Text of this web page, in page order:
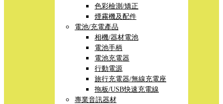
色彩檢測/矯正
煙霧機及配件
電池/充電產品
相機/器材電池
電池手柄
電池充電器
行動電源
旅行充電器/無線充電座
拖板/USB快速充電線
專業音訊器材